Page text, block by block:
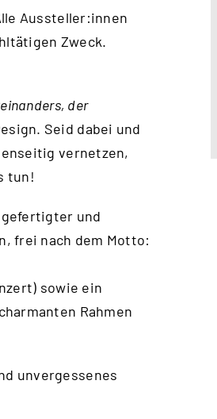
Aussteller:innen
Zweck.
der
Seid dabei und
vernetzen,
tun!
und
frei nach dem Motto:
sowie ein
Rahmen
unvergessenes